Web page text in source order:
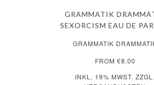
GRAMMATIK
SEXORCISM EAU DE
GRAMMATIK
FROM €8.00
INKL. 19% MWST. ZZGL.